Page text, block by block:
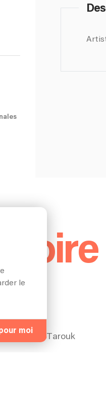
- Dj Al Tarouk
le
moi